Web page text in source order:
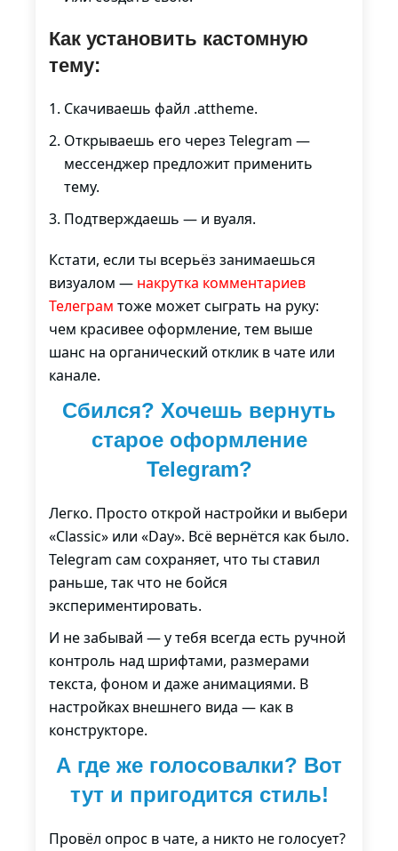
Как установить кастомную
тему:
Скачиваешь файл .attheme.
Открываешь его через Telegram —
мессенджер предложит применить
тему.
Подтверждаешь — и вуаля.
Кстати, если ты всерьёз занимаешься
визуалом — накрутка комментариев
Телеграм тоже может сыграть на руку:
чем красивее оформление, тем выше
шанс на органический отклик в чате или
канале.
Сбился? Хочешь вернуть
старое оформление
Telegram?
Легко. Просто открой настройки и выбери
«Classic» или «Day». Всё вернётся как было.
Telegram сам сохраняет, что ты ставил
раньше, так что не бойся
экспериментировать.
И не забывай — у тебя всегда есть ручной
контроль над шрифтами, размерами
текста, фоном и даже анимациями. В
настройках внешнего вида — как в
конструкторе.
А где же голосовалки? Вот
тут и пригодится стиль!
Провёл опрос в чате, а никто не голосует?